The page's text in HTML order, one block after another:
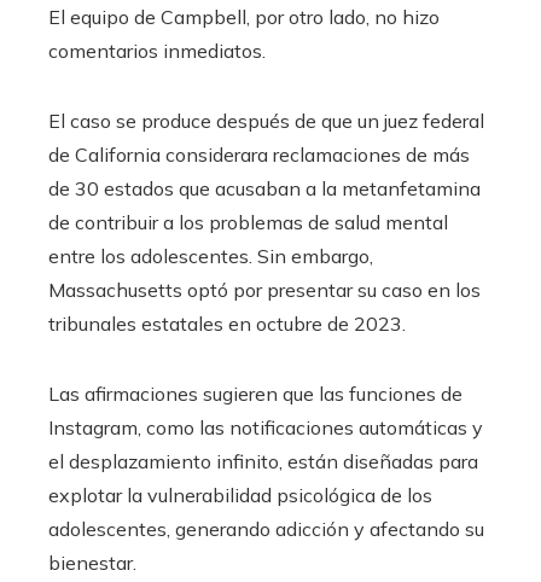
El equipo de Campbell, por otro lado, no hizo
comentarios inmediatos.
El caso se produce después de que un juez federal
de California considerara reclamaciones de más
de 30 estados que acusaban a la metanfetamina
de contribuir a los problemas de salud mental
entre los adolescentes. Sin embargo,
Massachusetts optó por presentar su caso en los
tribunales estatales en octubre de 2023.
Las afirmaciones sugieren que las funciones de
Instagram, como las notificaciones automáticas y
el desplazamiento infinito, están diseñadas para
explotar la vulnerabilidad psicológica de los
adolescentes, generando adicción y afectando su
bienestar.